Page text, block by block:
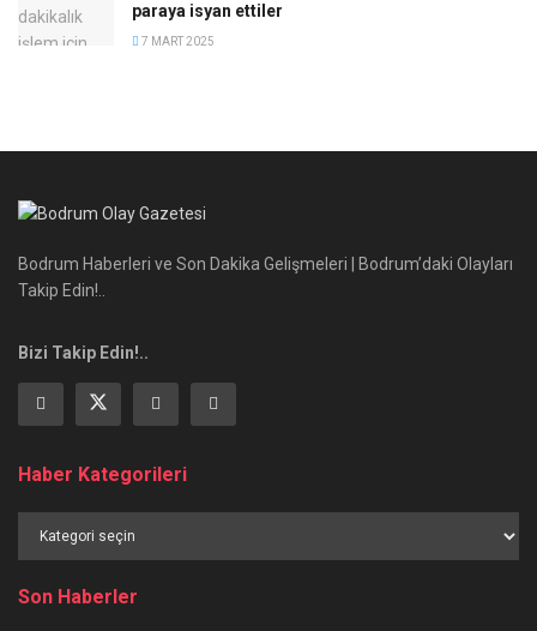
paraya isyan ettiler
7 MART 2025
Bodrum Haberleri ve Son Dakika Gelişmeleri | Bodrum’daki Olayları
Takip Edin!..
Bizi Takip Edin!..
Haber Kategorileri
Kategorileri
Son Haberler